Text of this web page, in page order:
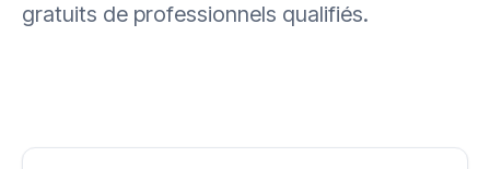
gratuits de professionnels qualifiés.